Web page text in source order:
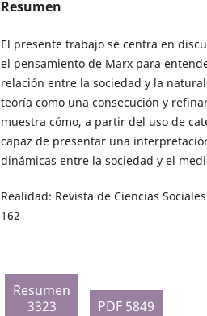
Resumen
El presente trabajo se centra en
el pensamiento de Marx para
relación entre la sociedad y la
teoría como una consecución y
muestra cómo, a partir del uso de
capaz de presentar una
dinámicas entre la sociedad y el
Realidad: Revista de Ciencias
162
Resumen
3323
PDF 5849